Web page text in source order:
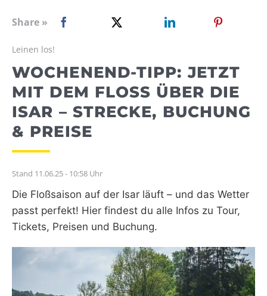
WEBRADIO
Share »
Leinen los!
WOCHENEND-TIPP: JETZT
MIT DEM FLOSS ÜBER DIE I
SAR – STRECKE, BUCHUNG &
PREISE
Stand 11.06.25 - 10:58 Uhr
Die Floßsaison auf der Isar läuft – und das Wetter
passt perfekt! Hier findest du alle Infos zu Tour,
Tickets, Preisen und Buchung.